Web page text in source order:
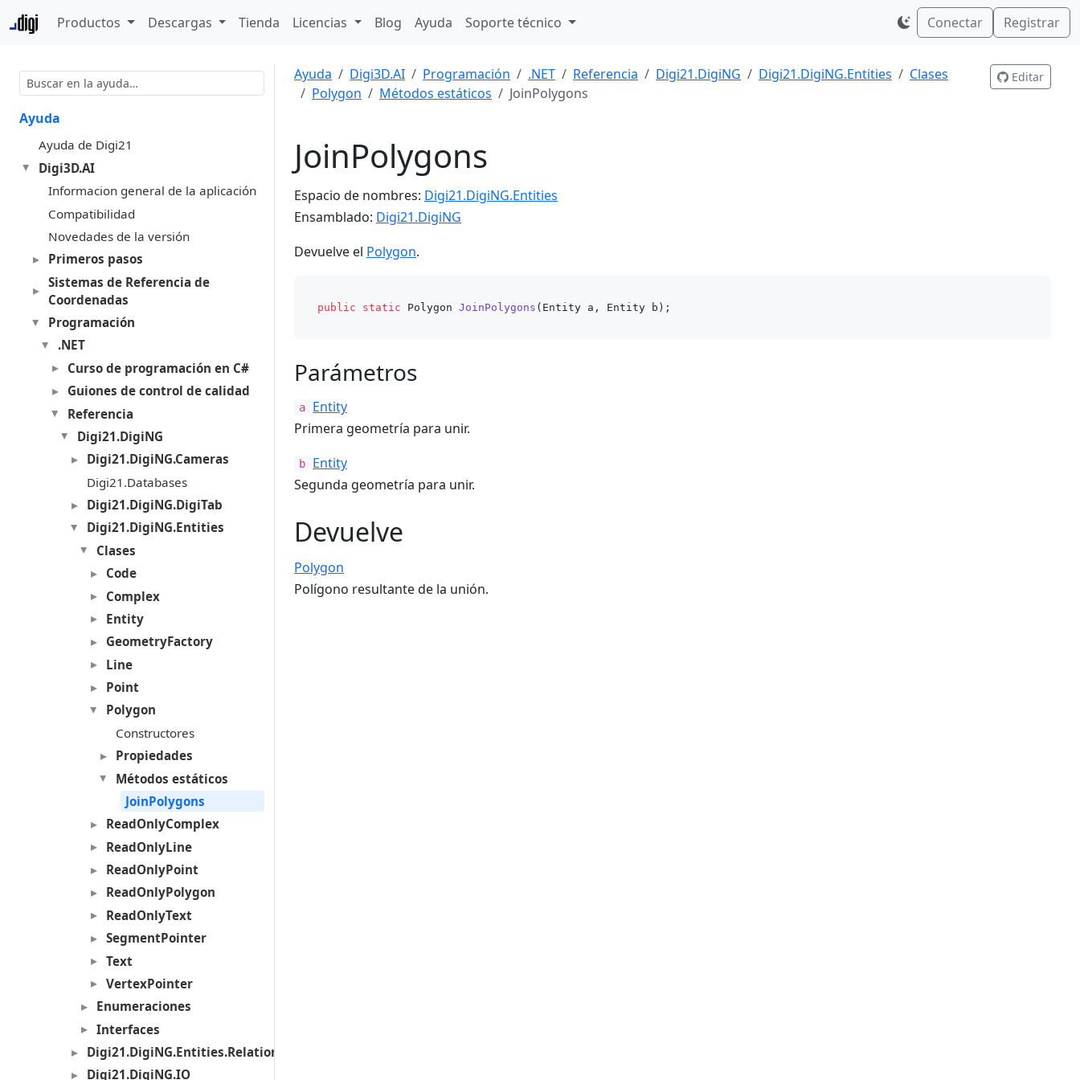
Productos Descargas Tienda Licencias Blog Ayuda Soporte técnico Conectar Registrar
Ayuda
Ayuda de Digi21
Digi3D.AI
Informacion general de la aplicación
Compatibilidad
Novedades de la versión
Primeros pasos
Sistemas de Referencia de
Coordenadas
Programación
.NET
Curso de programación en C#
Guiones de control de calidad
Referencia
Digi21.DigiNG
Digi21.DigiNG.Cameras
Digi21.Databases
Digi21.DigiNG.DigiTab
Digi21.DigiNG.Entities
Clases
Code
Complex
Entity
GeometryFactory
Line
Point
Polygon
Constructores
Propiedades
Métodos estáticos
JoinPolygons
ReadOnlyComplex
ReadOnlyLine
ReadOnlyPoint
ReadOnlyPolygon
ReadOnlyText
SegmentPointer
Text
VertexPointer
Enumeraciones
Interfaces
Digi21.DigiNG.Entities.Relations
Digi21.DigiNG.IO
Ayuda Digi3D.AI Programación .NET Referencia Digi21.DigiNG Digi21.DigiNG.Entities
Clases
Polygon
Métodos estáticos JoinPolygons
Editar
JoinPolygons
Espacio de nombres: Digi21.DigiNG.Entities
Ensamblado: Digi21.DigiNG
Devuelve el Polygon.
public static Polygon JoinPolygons ( Entity a, Entity b )
Parámetros
a
Entity
Primera geometría para unir.
b
Entity
Segunda geometría para unir.
Devuelve
Polygon
Polígono resultante de la unión.